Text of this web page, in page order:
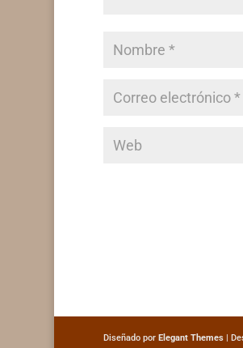
Diseñado por Elegant Themes|